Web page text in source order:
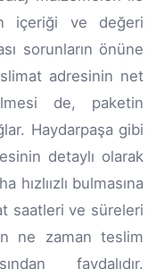
içeriği ve değeri
sorunların önüne
adresinin net
de, paketin
Haydarpaşa gibi
detaylı olarak
bulmasına
saatleri ve süreleri
ne zaman teslim
faydalıdır.